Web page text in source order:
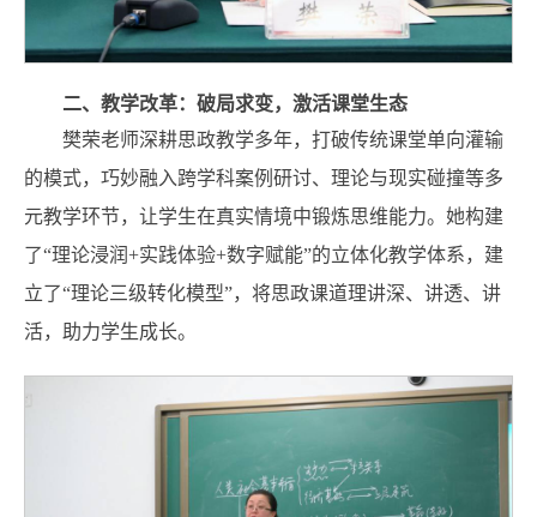
二、教学改革：破局求变，激活课堂生态
樊荣老师深耕思政教学多年，打破传统课堂单向灌输
的模式，巧妙融入跨学科案例研讨、理论与现实碰撞等多
元教学环节，让学生在真实情境中锻炼思维能力。她构建
了“理论浸润+实践体验+数字赋能”的立体化教学体系，建
立了“理论三级转化模型”，将思政课道理讲深、讲透、讲
活，助力学生成长。